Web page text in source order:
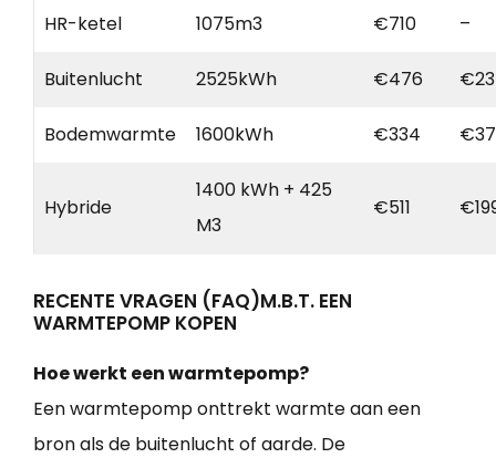
HR-ketel 1075m3 €710 –
Buitenlucht 2525kWh €476
Bodemwarmte 1600kWh €334
Hybride
1400 kWh + 425
M3
€511
RECENTE VRAGEN (FAQ)M.B.T. EEN
WARMTEPOMP KOPEN
Hoe werkt een warmtepomp?
Een warmtepomp onttrekt warmte aan een
bron als de buitenlucht of aarde. De